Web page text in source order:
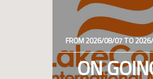
FROM 2026/08/07 TO
ON